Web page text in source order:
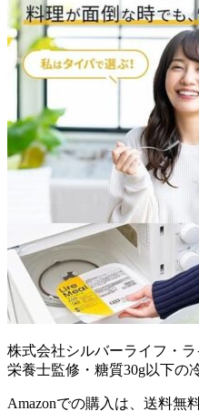
株式会社シルバーライフ・
栄養士監修・糖質30g以下の
Amazonでの購入は、送料無